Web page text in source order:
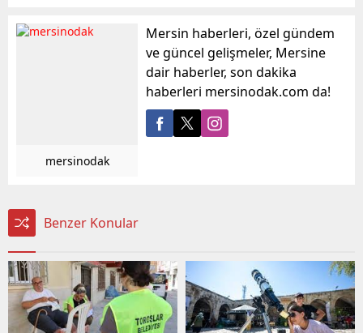
mersinodak
Mersin haberleri, özel gündem
ve güncel gelişmeler, Mersine
dair haberler, son dakika
haberleri mersinodak.com da!
Benzer Konular